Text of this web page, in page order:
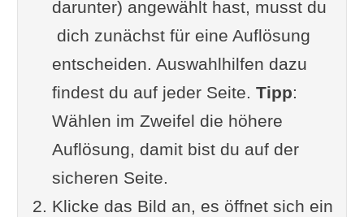
darunter) angewählt hast, musst du
dich zunächst für eine Auflösung
entscheiden. Auswahlhilfen dazu
findest du auf jeder Seite. Tipp:
Wählen im Zweifel die höhere
Auflösung, damit bist du auf der
sicheren Seite.
Klicke das Bild an, es öffnet sich ein